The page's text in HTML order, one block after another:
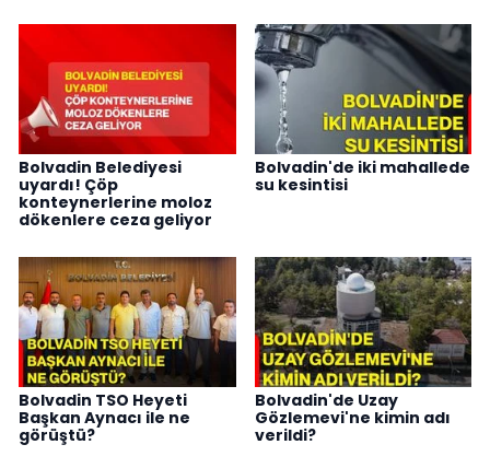
Bolvadin Belediyesi
uyardı! Çöp
konteynerlerine moloz
dökenlere ceza geliyor
Bolvadin'de iki mahallede
su kesintisi
Bolvadin TSO Heyeti
Başkan Aynacı ile ne
görüştü?
Bolvadin'de Uzay
Gözlemevi'ne kimin adı
verildi?